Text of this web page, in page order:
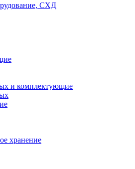
СХД
и комплектующие
хранение